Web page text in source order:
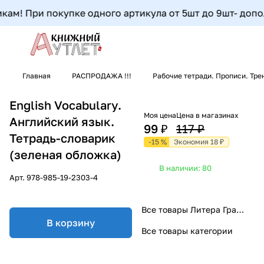
При покупке одного артикула от 5шт до 9шт-
Главная РАСПРОДАЖА !!! Рабочие тетради. Прописи.
English Vocabulary.
Английский язык.
Тетрадь-словарик
(зеленая обложка)
Арт. 978-985-19-2303-4
В корзину
Моя цена
99 ₽
Цена в магазинах
117 ₽
-15 % Экономия 18 ₽
В наличии: 80
Все товары Литера Гранд (Интерпресссервис)
Все товары категории